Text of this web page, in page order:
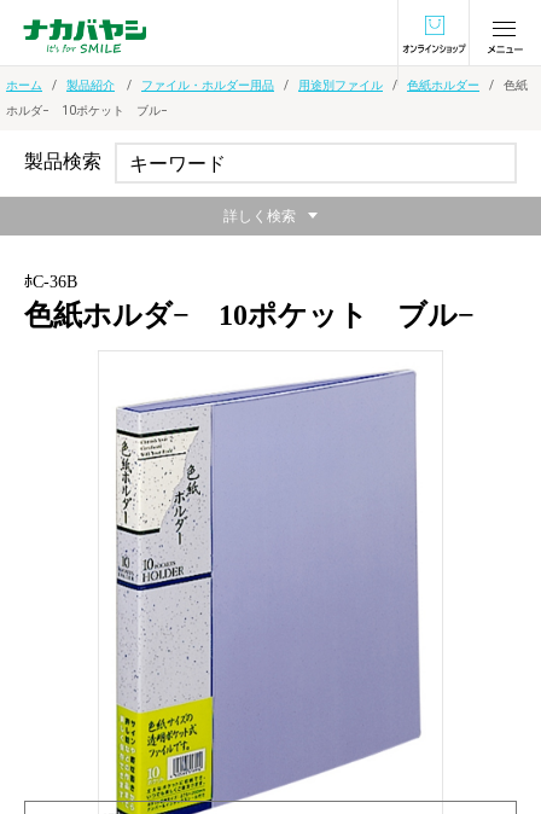
オンラインショ
ホーム 製品紹介 ファイル・ホルダー用品 用途別ファイル 色紙ホルダー
色紙
ホルダ− 10ポケット ブル−
ﾎC-36B
色紙ホルダ− 10ポケット ブル−
大切だけど収納に困ってしまう色紙を収納可能！
メーカー希望小売価格：
+ 税
1ポケットに1枚収納で10枚の色紙を収納できます。
オンラインショップ
製品検索
詳しく検索